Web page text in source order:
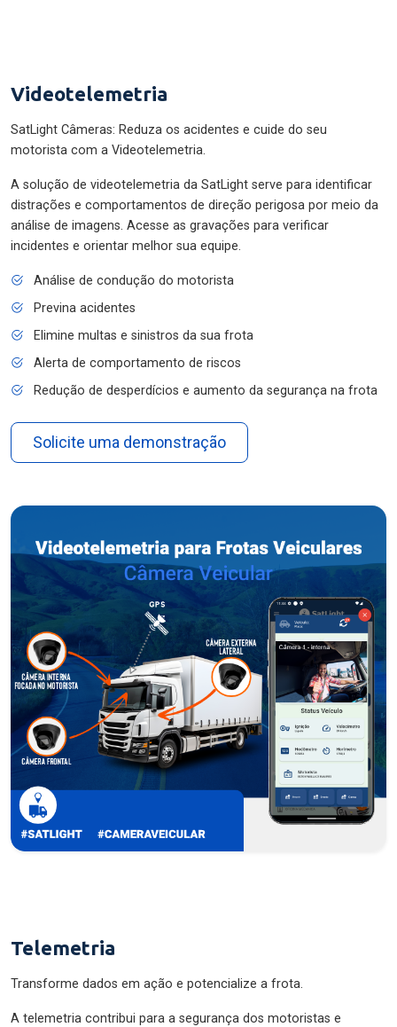
Videotelemetria
SatLight Câmeras: Reduza os acidentes e cuide do seu
motorista com a Videotelemetria.
A solução de videotelemetria da SatLight serve para identificar
distrações e comportamentos de direção perigosa por meio da
análise de imagens. Acesse as gravações para verificar
incidentes e orientar melhor sua equipe.
Análise de condução do motorista
Previna acidentes
Elimine multas e sinistros da sua frota
Alerta de comportamento de riscos
Redução de desperdícios e aumento da segurança na frota
Solicite uma demonstração
Telemetria
Transforme dados em ação e potencialize a frota.
A telemetria contribui para a segurança dos motoristas e